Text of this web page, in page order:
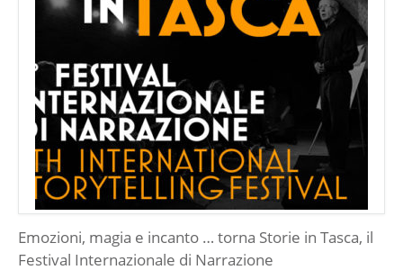
Emozioni, magia e incanto … torna Storie in Tasca, il
Festival Internazionale di Narrazione